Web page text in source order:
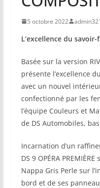
5 octobre 2022
L’excellence du
Basée sur la version
présente l’excellence
avec un nouvel
confectionné par les
l’équipe Couleurs et
de DS Automobiles,
Incarnation d’un
DS 9 OPÉRA
Nappa Gris Perle sur
bord et de ses